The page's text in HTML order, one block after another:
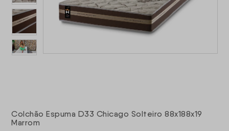
Colchão Espuma D33 Chicago Solteiro 88x188x19
Marrom